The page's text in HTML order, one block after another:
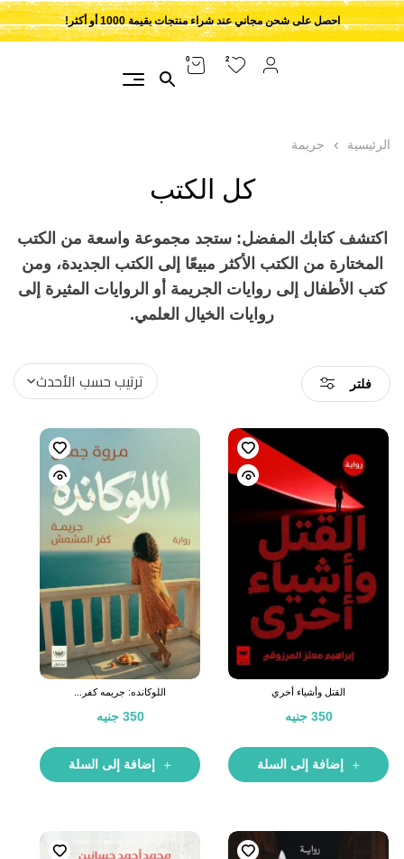
احصل على شحن مجاني عند شراء منتجات بقيمة 1000 أو أكثر!
2
0
الرئيسية جريمة
كل الكتب
اكتشف كتابك المفضل: ستجد مجموعة واسعة من الكتب
المختارة من الكتب الأكثر مبيعًا إلى الكتب الجديدة، ومن
كتب الأطفال إلى روايات الجريمة أو الروايات المثيرة إلى
روايات الخيال العلمي.
فلتر
القتل وأشياء أخري
350 جنيه
إضافة إلى السلة
اللوكانده: جريمه كفر...
350 جنيه
إضافة إلى السلة